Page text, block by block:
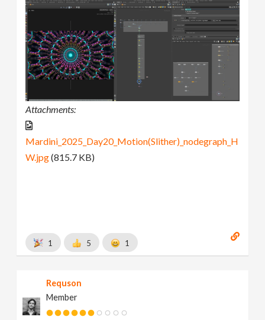
Attachments:
Mardini_2025_Day20_Motion(Slither)_nodegraph_H
W.jpg(815.7 KB)
1 5 1
Requson
Member